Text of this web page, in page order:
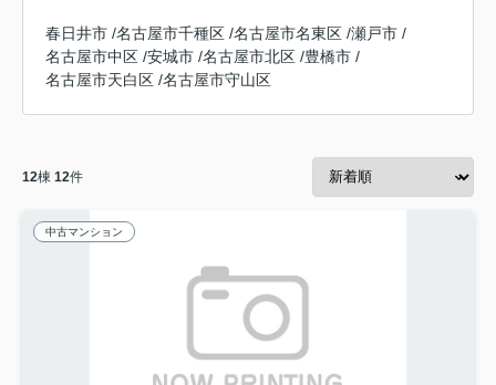
春日井市 /名古屋市千種区 /名古屋市名東区 /瀬戸市 /
名古屋市中区 /安城市 /名古屋市北区 /豊橋市 /
名古屋市天白区 /名古屋市守山区
12棟 12件
中古マンション